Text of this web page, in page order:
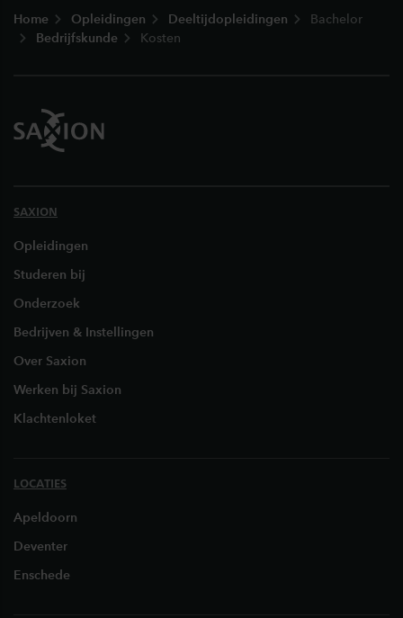
Home Opleidingen Deeltijdopleidingen
Bachelor
Bedrijfskunde
Kosten
SAXION
Opleidingen
Studeren bij
Onderzoek
Bedrijven & Instellingen
Over Saxion
Werken bij Saxion
Klachtenloket
LOCATIES
Apeldoorn
Deventer
Enschede